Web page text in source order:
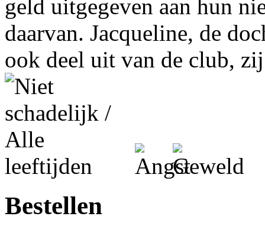
geld uitgegeven aan hun
daarvan. Jacqueline, de
ook deel uit van de club,
Bestellen